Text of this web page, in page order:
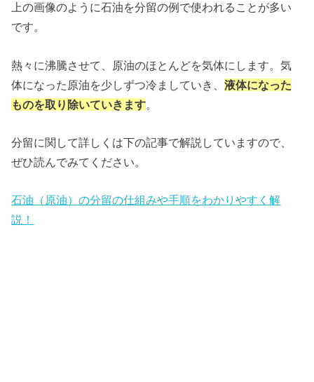
上の画像のように石油を分留の例で使われることが多い
です。
熱々に沸騰させて、原油のほとんどを気体にします。気
体になった原油を少しずつ冷ましていき、液体になった
ものを取り除いていきます。
分留に関して詳しくは下の記事で解説していますので、
ぜひ読んでみてください。
石油（原油）の分留の仕組みや手順をわかりやすく解
説！